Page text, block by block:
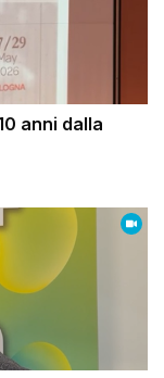
anni dalla